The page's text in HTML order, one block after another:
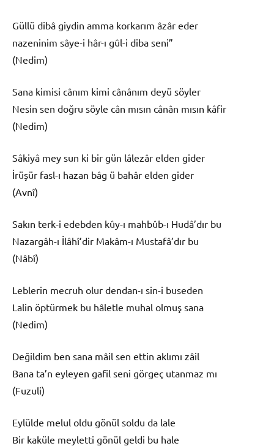
Güllü dibâ giydin amma korkarım âzâr eder
nazeninim sâye-i hâr-ı gûl-i diba seni”
(Nedim)
Sana kimisi cânım kimi cânânım deyü söyler
Nesin sen doğru söyle cân mısın cânân mısın kâfir
(Nedim)
Sâkiyâ mey sun ki bir gün lâlezâr elden gider
İrüşür fasl-ı hazan bâg ü bahâr elden gider
(Avnî)
Sakın terk-i edebden kûy-ı mahbûb-ı Hudâ’dır bu
Nazargâh-ı İlâhî’dir Makâm-ı Mustafâ’dır bu
(Nâbî)
Leblerin mecruh olur dendan-ı sin-i buseden
Lalin öptürmek bu hâletle muhal olmuş sana
(Nedim)
Değildim ben sana mâil sen ettin aklımı zâil
Bana ta’n eyleyen gafil seni görgeç utanmaz mı
(Fuzuli)
Eylülde melul oldu gönül soldu da lale
Bir kaküle meyletti gönül geldi bu hale